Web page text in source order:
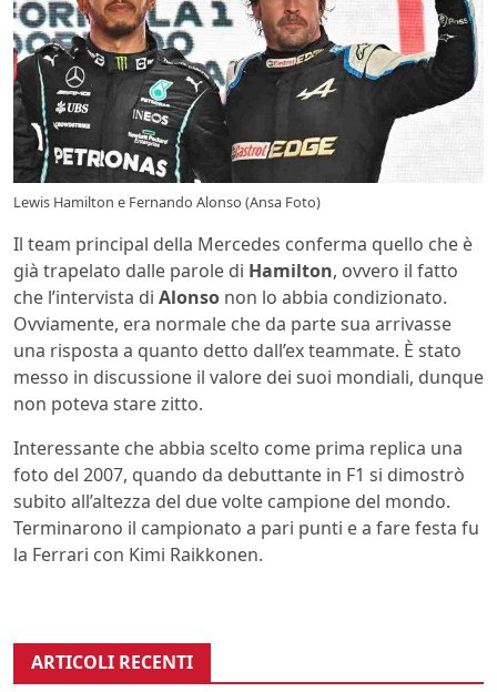
Lewis Hamilton e Fernando Alonso (Ansa Foto)
Il team principal della Mercedes conferma quello che è
già trapelato dalle parole di Hamilton, ovvero il fatto
che l’intervista di Alonso non lo abbia condizionato.
Ovviamente, era normale che da parte sua arrivasse
una risposta a quanto detto dall’ex teammate. È stato
messo in discussione il valore dei suoi mondiali, dunque
non poteva stare zitto.
Interessante che abbia scelto come prima replica una
foto del 2007, quando da debuttante in F1 si dimostrò
subito all’altezza del due volte campione del mondo.
Terminarono il campionato a pari punti e a fare festa fu
la Ferrari con Kimi Raikkonen.
ARTICOLI RECENTI